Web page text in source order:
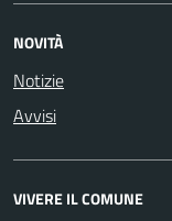
NOVITÀ
Notizie
Avvisi
VIVERE IL COMUNE